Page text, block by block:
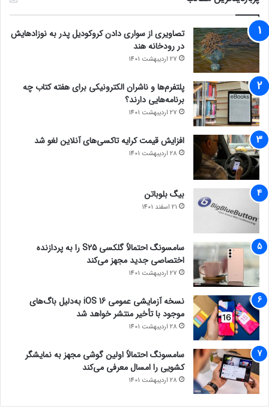
تصاویری از سواری دادن کروکودیل پدر به نوزادهایش
در رودخانه هند
27 اردیبهشت 1401
پلتفرم‌ها و ناشران الکترونیکی برای هفته کتاب چه
برنامه‌هایی دارند؟
27 اردیبهشت 1401
افزایش قیمت کرایه تاکسی‌های آنلاین لغو شد
28 اردیبهشت 1401
بیگ بلوباتن
21 اسفند 1401
سامسونگ احتمالاً گلکسی S25 را به پردازنده
اختصاصی جدید مجهز می‌کند
27 اردیبهشت 1401
نسخه آزمایشی عمومی iOS 16 به‌دلیل باگ‌های
موجود با تأخیر منتشر خواهد شد
28 اردیبهشت 1401
سامسونگ احتمالاً اولین گوشی مجهز به نمایشگر
کشویی را امسال معرفی می‌کند
28 اردیبهشت 1401